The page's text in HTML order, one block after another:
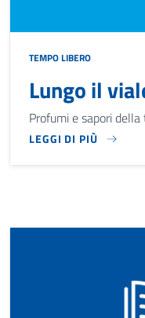
TEMPO LIBERO
Lungo il
Profumi e sapori
LEGGI DI PIÙ
PROFUMI E SAPORI